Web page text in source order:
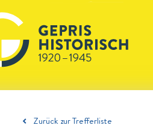
Zurück zur Trefferliste